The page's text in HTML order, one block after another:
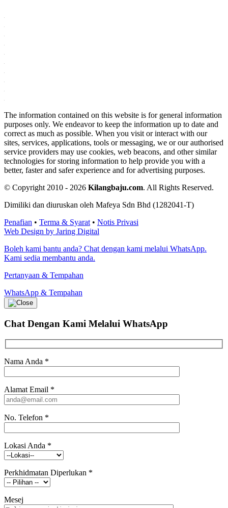
The information contained on this website is for general information
purposes only. We endeavor to keep the information up to date and
correct as much as possible. When you visit or interact with our
sites, services, applications, tools or messaging, we or our authorised
service providers may use cookies, web beacons, and other similar
technologies for storing information to help provide you with a
better, faster and safer experience and for advertising purposes.
© Copyright 2010 - 2026 Kilangbaju.com. All Rights Reserved.
Dimiliki dan diuruskan oleh Mafeya Sdn Bhd (1282041-T)
Penafian • Terma & Syarat • Notis Privasi
Web Design by Jaring Digital
Boleh kami bantu anda? Chat dengan kami melalui WhatsApp.
Kami sedia membantu anda.
Pertanyaan & Tempahan
WhatsApp & Tempahan
Chat Dengan Kami Melalui WhatsApp
Nama Anda *
Alamat Email *
No. Telefon *
Lokasi Anda *
Perkhidmatan Diperlukan *
Mesej